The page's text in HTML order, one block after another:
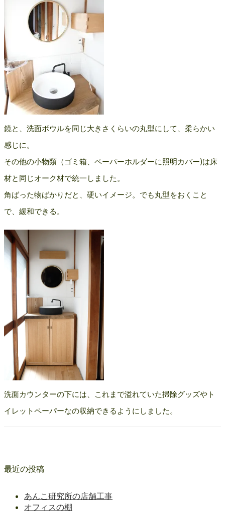
鏡と、洗面ボウルを同じ大きさくらいの丸型にして、柔らかい
感じに。
その他の小物類（ゴミ箱、ペーパーホルダーに照明カバー)は床
材と同じオーク材で統一しました。
角ばった物ばかりだと、硬いイメージ。でも丸型をおくこと
で、緩和できる。
洗面カウンターの下には、これまで溢れていた掃除グッズやト
イレットペーパーなの収納できるようにしました。
最近の投稿
あんこ研究所の店舗工事
オフィスの棚